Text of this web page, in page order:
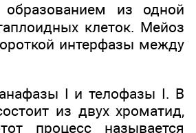
из одной
клеток. Мейоз
интерфазы между
I и телофазы I. В
из двух хроматид,
процесс называется